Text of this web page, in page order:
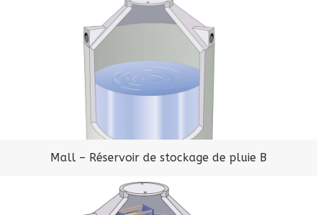
Mall – Réservoir de stockage de pluie B